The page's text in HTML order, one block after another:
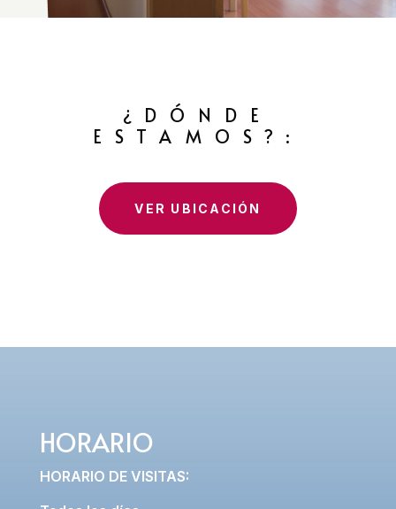
¿DÓNDE
ESTAMOS?:
VER UBICACIÓN
HORARIO
HORARIO DE VISITAS: